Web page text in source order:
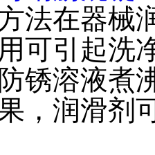
法在器械
可引起洗
锈溶液煮
，润滑剂